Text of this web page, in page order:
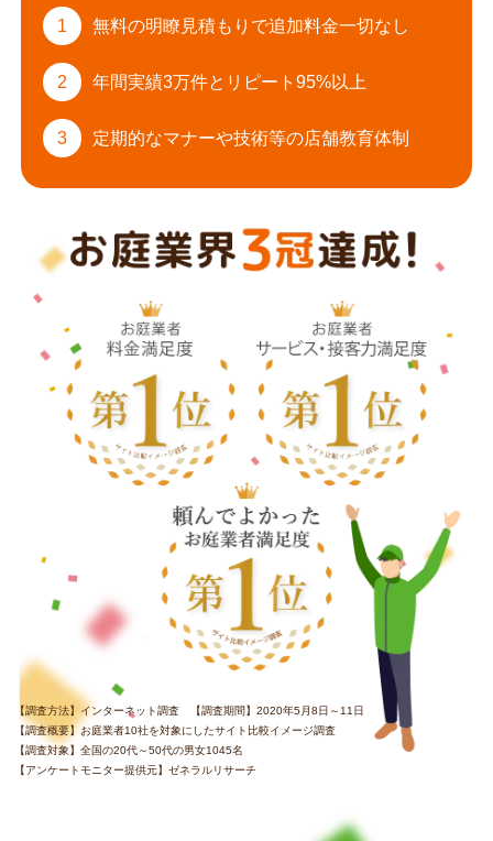
1 無料の明瞭見積もりで追加料金一切なし
2 年間実績3万件と リピート95%以上
3 定期的なマナーや技術等の店舗教育体制
【調査方法】インターネット調査 【調査期間】2020年5月8日～11日
【調査概要】お庭業者10社を対象にしたサイト比較イメージ調査
【調査対象】全国の20代～50代の男女1045名
【アンケートモニター提供元】ゼネラルリサーチ